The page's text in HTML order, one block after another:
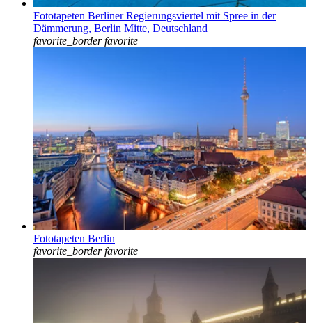
Fototapeten Berliner Regierungsviertel mit Spree in der
Dämmerung, Berlin Mitte, Deutschland
favorite_border favorite
Fototapeten Berlin
favorite_border favorite